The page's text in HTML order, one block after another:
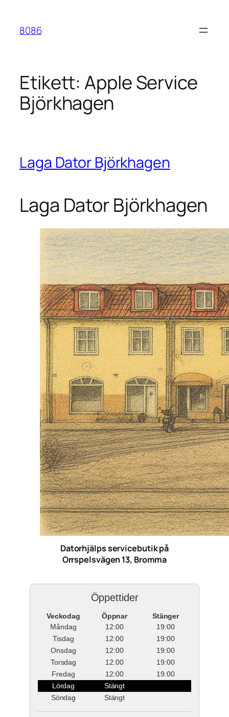
innehåll
8086
Etikett:Apple Service
Björkhagen
Laga Dator Björkhagen
Laga Dator Björkhagen
Datorhjälps servicebutik på
Orrspelsvägen 13, Bromma
Öppettider
Veckodag Öppnar
Stänger
Måndag
12:00
19:00
Tisdag
12:00
19:00
Onsdag
12:00
19:00
Torsdag
12:00
19:00
Fredag
12:00
19:00
Lördag
Stängt
Söndag
Stängt